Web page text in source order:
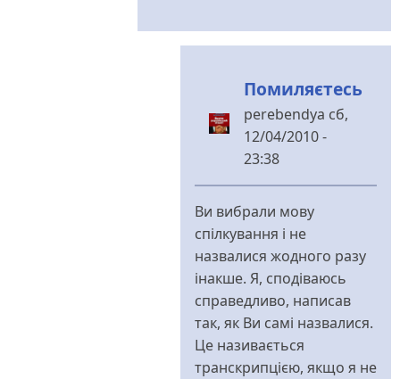
за
perebendya
Помиляєтесь
perebendya сб,
12/04/2010 -
23:38
У
відповідь
до
Перебендя,мое
имя
и
від
Владимир
Иванович
Ви вибрали мову
спілкування і не
назвалися жодного разу
інакше. Я, сподіваюсь
справедливо, написав
так, як Ви самі назвалися.
Це називається
транскрипцією, якщо я не